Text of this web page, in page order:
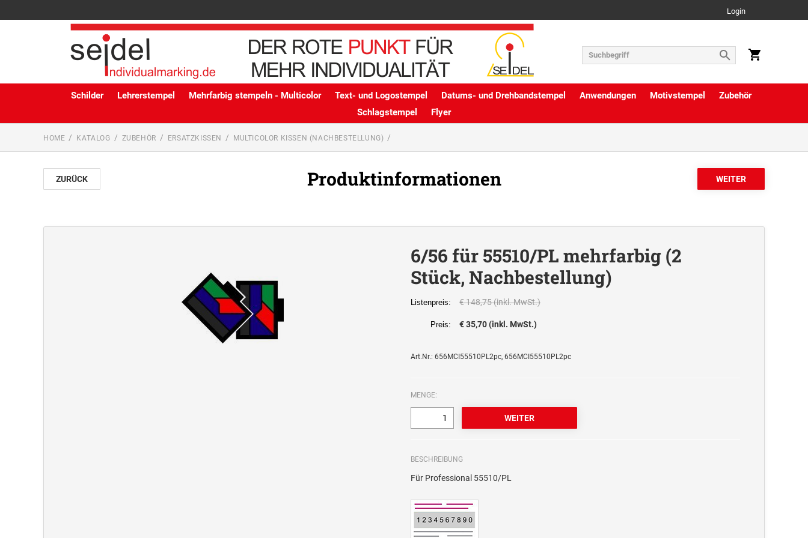
Login
Schilder Lehrerstempel Mehrfarbig stempeln - Multicolor Text- und Logostempel Datums- und Drehbandstempel Anwendungen Motivstempel
Zubehör
Schlagstempel
Flyer
HOME KATALOG ZUBEHÖR ERSATZKISSEN MULTICOLOR KISSEN (NACHBESTELLUNG)
ZURÜCK Produktinformationen
6/56 für 55510/PL mehrfarbig (2
Stück, Nachbestellung)
Listenpreis: € 148,75 (inkl. MwSt.)
Preis: € 35,70 (inkl. MwSt.)
Art.Nr.: 656MCI55510PL2pc, 656MCI55510PL2pc
MENGE:
BESCHREIBUNG
Für Professional 55510/PL